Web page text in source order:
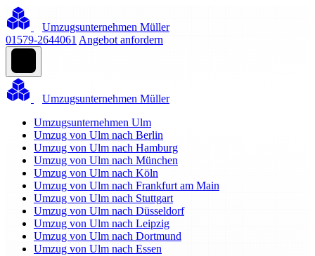
Umzugsunternehmen Müller
01579-2644061 Angebot anfordern
Umzugsunternehmen Müller
Umzugsunternehmen Ulm
Umzug von Ulm nach Berlin
Umzug von Ulm nach Hamburg
Umzug von Ulm nach München
Umzug von Ulm nach Köln
Umzug von Ulm nach Frankfurt am Main
Umzug von Ulm nach Stuttgart
Umzug von Ulm nach Düsseldorf
Umzug von Ulm nach Leipzig
Umzug von Ulm nach Dortmund
Umzug von Ulm nach Essen